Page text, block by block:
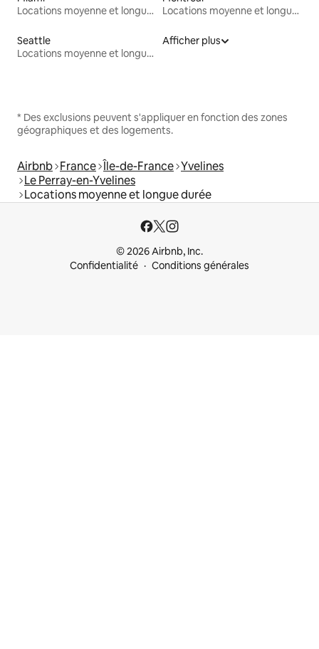
Locations moyenne et longue durée
Locations moyenne et longue durée
Seattle
Locations moyenne et longue durée
Afficher plus
* Des exclusions peuvent s'appliquer en fonction des zones
géographiques et des logements.
Airbnb France Île-de-France Yvelines
Le Perray-en-Yvelines
Locations moyenne et longue durée
© 2026 Airbnb, Inc.
Confidentialité
Conditions générales